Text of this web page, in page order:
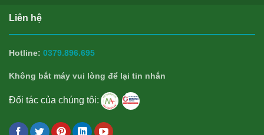
Liên hệ
Hotline: 0379.896.695
Không bắt máy vui lòng để lại tin nhắn
Đối tác của chúng tôi: